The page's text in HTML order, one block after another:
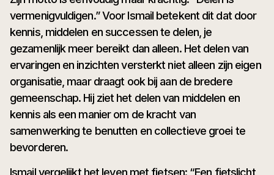
vermenigvuldigen.” Voor Ismail betekent dit dat door
kennis, middelen en successen te delen, je
gezamenlijk meer bereikt dan alleen. Het delen van
ervaringen en inzichten versterkt niet alleen zijn eigen
organisatie, maar draagt ook bij aan de bredere
gemeenschap. Hij ziet het delen van middelen en
kennis als een manier om de kracht van
samenwerking te benutten en collectieve groei te
bevorderen.
Ismail vergelijkt het leven met fietsen: “Een fietslicht